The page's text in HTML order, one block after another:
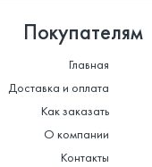
Покупателям
Главная
Доставка и оплата
Как заказать
О компании
Контакты